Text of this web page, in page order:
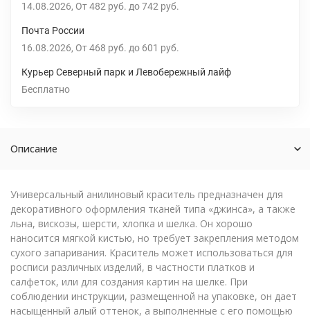
14.08.2026 От 482 руб. до 742 руб.
Почта России
16.08.2026 От 468 руб. до 601 руб.
Курьер Северный парк и Левобережный лайф
Бесплатно
Описание
Универсальный анилиновый краситель предназначен для
декоративного оформления тканей типа «джинса», а также
льна, вискозы, шерсти, хлопка и шелка. Он хорошо
наносится мягкой кистью, но требует закрепления методом
сухого запаривания. Краситель может использоваться для
росписи различных изделий, в частности платков и
салфеток, или для создания картин на шелке. При
соблюдении инструкции, размещенной на упаковке, он дает
насыщенный алый оттенок, а выполненные с его помощью